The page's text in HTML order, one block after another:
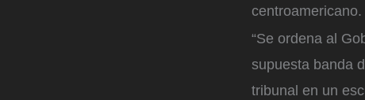
centroamericano.
“Se ordena al
supuesta banda
tribunal en un